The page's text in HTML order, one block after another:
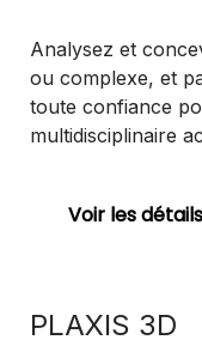
Analysez et
ou complexe, et
toute confiance
multidisciplinaire
Voir les détails
PLAXIS 3D